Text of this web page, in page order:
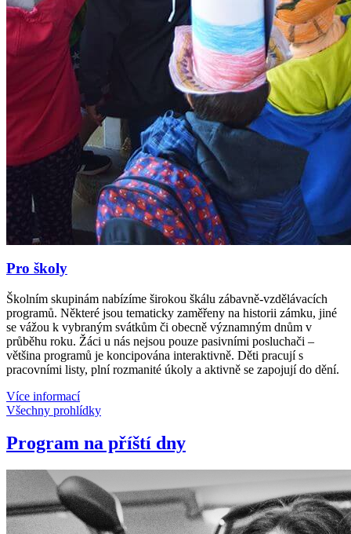
Pro školy
Školním skupinám nabízíme širokou škálu zábavně-vzdělávacích
programů. Některé jsou tematicky zaměřeny na historii zámku, jiné
se vážou k vybraným svátkům či obecně významným dnům v
průběhu roku. Žáci u nás nejsou pouze pasivními posluchači –
většina programů je koncipována interaktivně. Děti pracují s
pracovními listy, plní rozmanité úkoly a aktivně se zapojují do dění.
Více informací
Všechny prohlídky
Program na příští dny